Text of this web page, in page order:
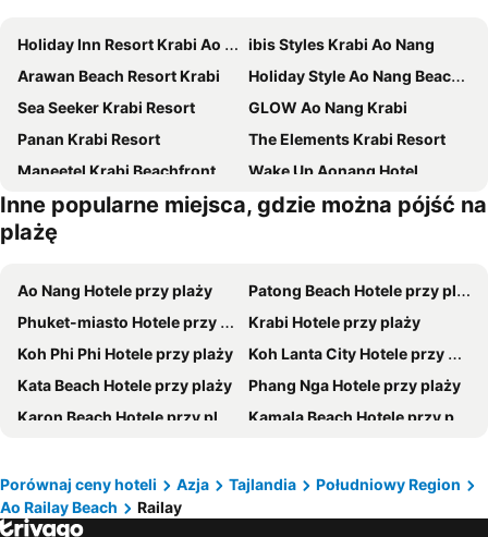
Holiday Inn Resort Krabi Ao Nang Beach by IHG
ibis Styles Krabi Ao Nang
Arawan Beach Resort Krabi
Holiday Style Ao Nang Beach Resort, Krabi
Sea Seeker Krabi Resort
GLOW Ao Nang Krabi
Panan Krabi Resort
The Elements Krabi Resort
Maneetel Krabi Beachfront
Wake Up Aonang Hotel
Deevana Plaza Krabi Aonang
Aspira Resort Klong Muang Krabi
Andaman Breeze Resort
Ao Nang Timber House
LaRio Hotel Krabi
Krabi Heritage Hotel
Villa Cha-Cha Krabi Beachfront Resort
Green View Village Resort
Apple A Day Resort
Hotel Adam Krabi
Blu Monkey Hub & Hotel Krabi Town
Aonang Silver Orchid Resort
Centara Ao Nang Beach Resort & Spa Krabi
Aonang Orchid Resort
BlueSotel Krabi AoNang Beach
Varana Krabi Hotel
BlueSotel SMART Krabi Aonang Beach - Adults only
Inne popularne miejsca, gdzie można pójść na
plażę
Ao Nang Hotele przy plaży
Patong Beach Hotele przy plaży
Phuket-miasto Hotele przy plaży
Krabi Hotele przy plaży
Koh Phi Phi Hotele przy plaży
Koh Lanta City Hotele przy plaży
Kata Beach Hotele przy plaży
Phang Nga Hotele przy plaży
Karon Beach Hotele przy plaży
Kamala Beach Hotele przy plaży
Klong Muang Hotele przy plaży
Nai Yang Beach Hotele przy plaży
Ao Railay Beach Hotele przy plaży
Porównaj ceny hoteli Azja Tajlandia
Południowy Region
Ao Railay Beach
Railay